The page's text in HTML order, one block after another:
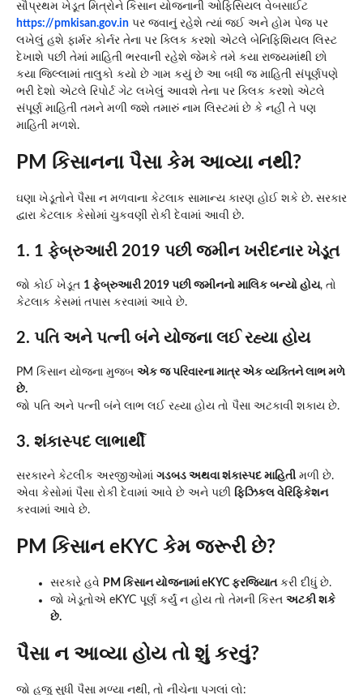
સૌપ્રથમ ખેડૂત મિત્રોને કિસાન યોજનાની ઓફિસિયલ વેબસાઈટ
https://pmkisan.gov.in પર જવાનું રહેશે ત્યાં જઈ અને હોમ પેજ પર
લખેલું હશે ફાર્મર કોર્નર તેના પર ક્લિક કરશો એટલે બેનિફિશિયલ લિસ્ટ
દેખાશે પછી તેમાં માહિતી ભરવાની રહેશે જેમકે તમે કયા રાજ્યમાંથી છો
કયા જિલ્લામાં તાલુકો કયો છે ગામ કયું છે આ બધી જ માહિતી સંપૂર્ણપણે
ભરી દેશો એટલે રિપોર્ટ ગેટ લખેલું આવશે તેના પર ક્લિક કરશો એટલે
સંપૂર્ણ માહિતી તમને મળી જશે તમારું નામ લિસ્ટમાં છે કે નહીં તે પણ
માહિતી મળશે.
PM કિસાનના પૈસા કેમ આવ્યા નથી?
ઘણા ખેડૂતોને પૈસા ન મળવાના કેટલાક સામાન્ય કારણ હોઈ શકે છે. સરકાર
દ્વારા કેટલાક કેસોમાં ચુકવણી રોકી દેવામાં આવી છે.
1. 1 ફેબ્રુઆરી 2019 પછી જમીન ખરીદનાર ખેડૂત
જો કોઈ ખેડૂત 1 ફેબ્રુઆરી 2019 પછી જમીનનો માલિક બન્યો હોય, તો
કેટલાક કેસમાં તપાસ કરવામાં આવે છે.
2. પતિ અને પત્ની બંને યોજના લઈ રહ્યા હોય
PM કિસાન યોજના મુજબ એક જ પરિવારના માત્ર એક વ્યક્તિને લાભ મળે
છે.
જો પતિ અને પત્ની બંને લાભ લઈ રહ્યા હોય તો પૈસા અટકાવી શકાય છે.
3. શંકાસ્પદ લાભાર્થી
સરકારને કેટલીક અરજીઓમાં ગડબડ અથવા શંકાસ્પદ માહિતી મળી છે.
એવા કેસોમાં પૈસા રોકી દેવામાં આવે છે અને પછી ફિઝિકલ વેરિફિકેશન
કરવામાં આવે છે.
PM કિસાન eKYC કેમ જરૂરી છે?
સરકારે હવે PM કિસાન યોજનામાં eKYC ફરજિયાતકરી દીધું છે.
જો ખેડૂતોએ eKYC પૂર્ણ કર્યું ન હોય તો તેમની કિસ્ત અટકી શકે
છે.
પૈસા ન આવ્યા હોય તો શું કરવું?
જો હજુ સુધી પૈસા મળ્યા નથી, તો નીચેના પગલાં લો: